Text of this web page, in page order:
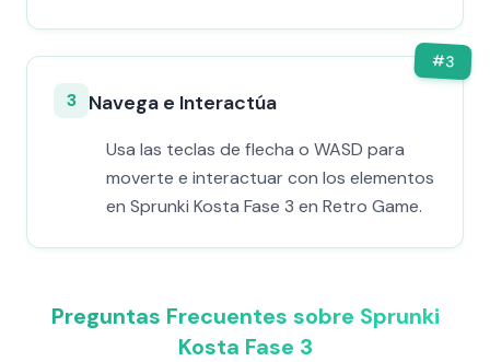
#3
3 Navega e Interactúa
Usa las teclas de flecha o WASD para
moverte e interactuar con los elementos
en Sprunki Kosta Fase 3 en Retro Game.
Preguntas Frecuentes sobre Sprunki
Kosta Fase 3